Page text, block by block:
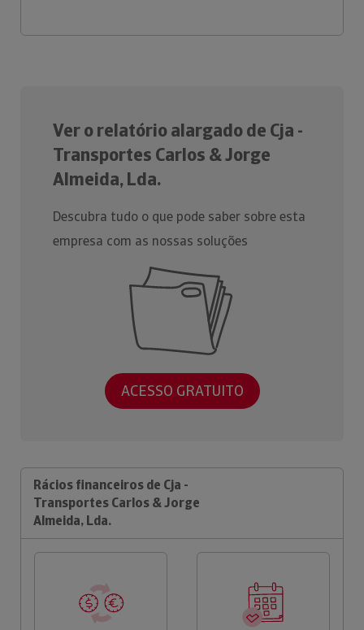
Ver o relatório alargado de Cja -
Transportes Carlos & Jorge
Almeida, Lda.
Descubra tudo o que pode saber sobre esta
empresa com as nossas soluções
ACESSO GRATUITO
Rácios financeiros de Cja -
Transportes Carlos & Jorge
Almeida, Lda.